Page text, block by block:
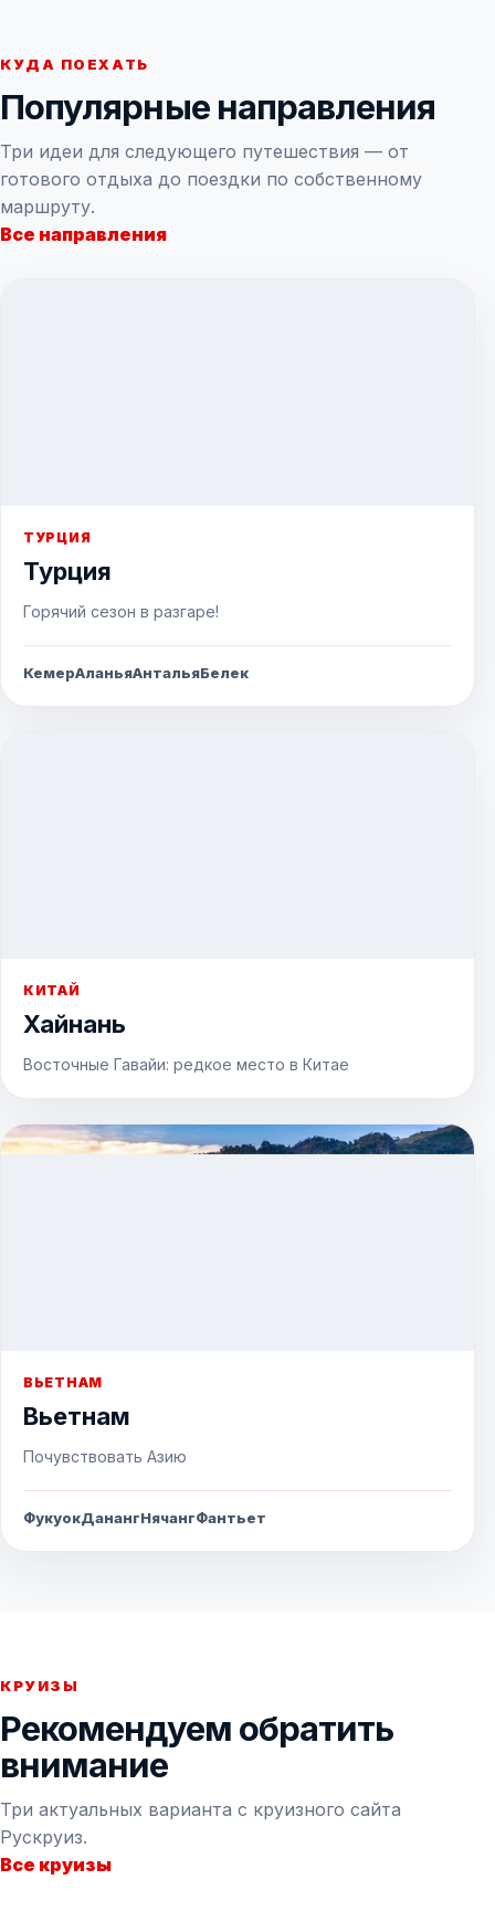
КУДА ПОЕХАТЬ
Популярные направления
Три идеи для следующего путешествия — от
готового отдыха до поездки по собственному
маршруту.
Все направления
ТУРЦИЯ
Турция
Горячий сезон в разгаре!
КемерАланьяАнтальяБелек
КИТАЙ
Хайнань
Восточные Гавайи: редкое место в Китае
ВЬЕТНАМ
Вьетнам
Почувствовать Азию
ФукуокДанангНячангФантьет
КРУИЗЫ
Рекомендуем обратить
внимание
Три актуальных варианта с круизного сайта
Рускруиз.
Все круизы